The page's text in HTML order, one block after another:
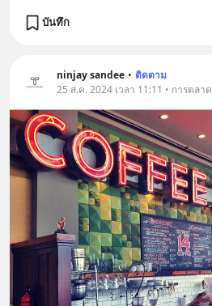
บันทึก
ninjay sandee • ติดตาม
25 ส.ค. 2024 เวลา 11:11 • การตลาด